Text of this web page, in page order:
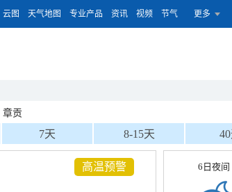
云图 天气地图 专业产品 资讯 视频 节气 更多
章贡
7天 8-15天
高温预警 6日夜间